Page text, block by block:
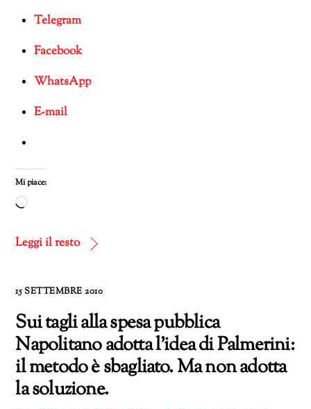
Telegram
Facebook
WhatsApp
E-mail
Mi piace:
Caricamento
corso…
Leggi il resto
15 SETTEMBRE 2010
Sui tagli alla spesa pubblica
Napolitano adotta l’idea di Palmerini:
il metodo è sbagliato. Ma non adotta
la soluzione.